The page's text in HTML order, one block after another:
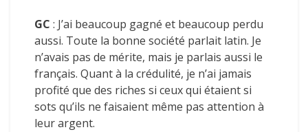
GC : J’ai beaucoup gagné et beaucoup perdu
aussi. Toute la bonne société parlait latin. Je
n’avais pas de mérite, mais je parlais aussi le
français. Quant à la crédulité, je n’ai jamais
profité que des riches si ceux qui étaient si
sots qu’ils ne faisaient même pas attention à
leur argent.